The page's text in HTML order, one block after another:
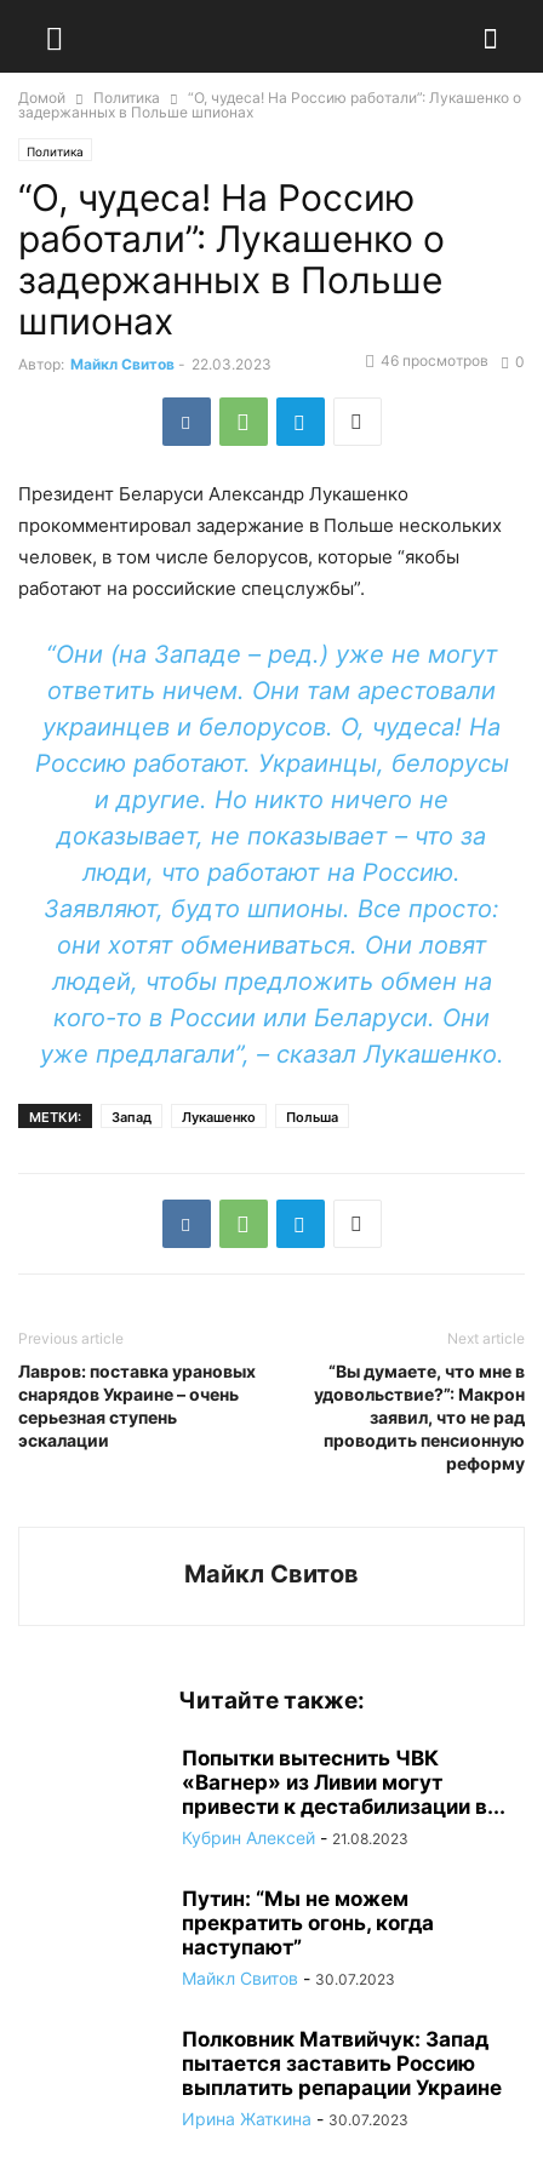
Домой Политика
“О, чудеса! На Россию работали”: Лукашенко о
задержанных в Польше шпионах
Политика
“О, чудеса! На Россию
работали”: Лукашенко о
задержанных в Польше
шпионах
Автор: Майкл Свитов - 22.03.2023 0
46 просмотров
Президент Беларуси Александр Лукашенко
прокомментировал задержание в Польше нескольких
человек, в том числе белорусов, которые “якобы
работают на российские спецслужбы”.
“Они (на Западе – ред.) уже не могут
ответить ничем. Они там арестовали
украинцев и белорусов. О, чудеса! На
Россию работают. Украинцы, белорусы
и другие. Но никто ничего не
доказывает, не показывает – что за
люди, что работают на Россию.
Заявляют, будто шпионы. Все просто:
они хотят обмениваться. Они ловят
людей, чтобы предложить обмен на
кого-то в России или Беларуси. Они
уже предлагали”, – сказал Лукашенко.
МЕТКИ: Запад Лукашенко Польша
Previous article
Лавров: поставка урановых
снарядов Украине – очень
серьезная ступень
эскалации
Next article
“Вы думаете, что мне в
удовольствие?”: Макрон
заявил, что не рад
проводить пенсионную
реформу
Майкл Свитов
Читайте также:
Попытки вытеснить ЧВК
«Вагнер» из Ливии могут
привести к дестабилизации в...
Кубрин Алексей - 21.08.2023
Путин: “Мы не можем
прекратить огонь, когда
наступают”
Майкл Свитов - 30.07.2023
Полковник Матвийчук: Запад
пытается заставить Россию
выплатить репарации Украине
Ирина Жаткина - 30.07.2023